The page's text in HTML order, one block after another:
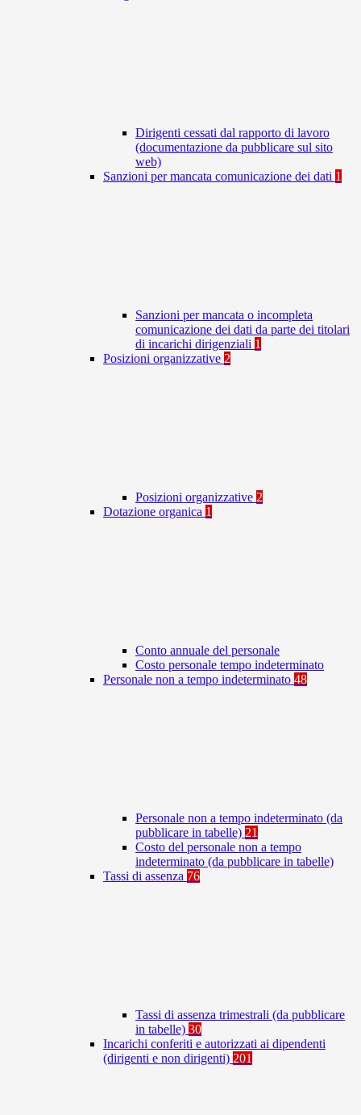
Dirigenti cessati dal rapporto di lavoro
(documentazione da pubblicare sul sito
web)
Sanzioni per mancata comunicazione dei dati 1
Sanzioni per mancata o incompleta
comunicazione dei dati da parte dei titolari
di incarichi dirigenziali 1
Posizioni organizzative 2
Posizioni organizzative 2
Dotazione organica 1
Conto annuale del personale
Costo personale tempo indeterminato
Personale non a tempo indeterminato 48
Personale non a tempo indeterminato (da
pubblicare in tabelle) 21
Costo del personale non a tempo
indeterminato (da pubblicare in tabelle)
Tassi di assenza 76
Tassi di assenza trimestrali (da pubblicare
in tabelle) 30
Incarichi conferiti e autorizzati ai dipendenti
(dirigenti e non dirigenti) 201